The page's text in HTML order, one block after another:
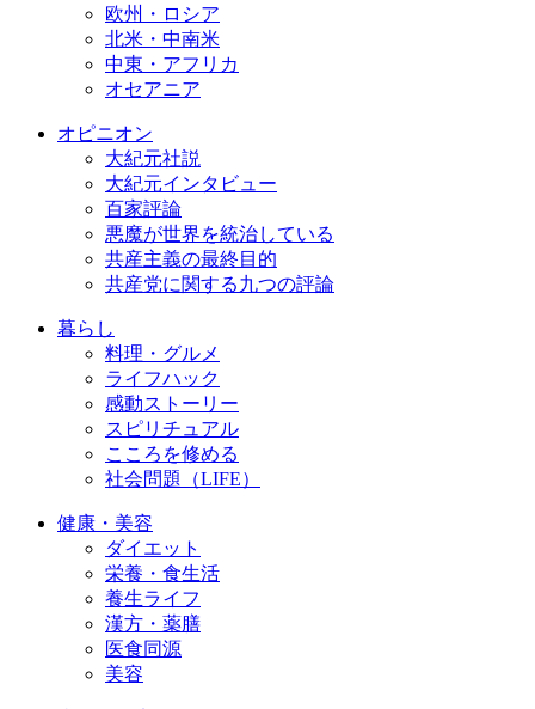
欧州・ロシア
北米・中南米
中東・アフリカ
オセアニア
オピニオン
大紀元社説
大紀元インタビュー
百家評論
悪魔が世界を統治している
共産主義の最終目的
共産党に関する九つの評論
暮らし
料理・グルメ
ライフハック
感動ストーリー
スピリチュアル
こころを修める
社会問題（LIFE）
健康・美容
ダイエット
栄養・食生活
養生ライフ
漢方・薬膳
医食同源
美容